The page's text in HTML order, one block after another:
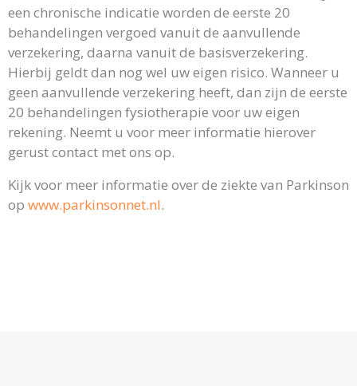
een chronische indicatie worden de eerste 20
behandelingen vergoed vanuit de aanvullende
verzekering, daarna vanuit de basisverzekering.
Hierbij geldt dan nog wel uw eigen risico. Wanneer u
geen aanvullende verzekering heeft, dan zijn de eerste
20 behandelingen fysiotherapie voor uw eigen
rekening. Neemt u voor meer informatie hierover
gerust contact met ons op.
Kijk voor meer informatie over de ziekte van Parkinson
op www.parkinsonnet.nl.